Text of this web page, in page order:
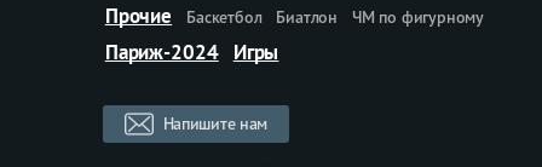
Прочие
Баскетбол Биатлон ЧМ по фигурному
Париж-2024 Игры
Напишите нам